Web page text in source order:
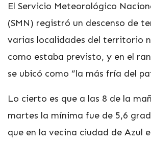
El Servicio Meteorológico
(SMN) registró un descenso de
varias localidades del territorio
como estaba previsto, y en el
se ubicó como “la más fría del
Lo cierto es que a las 8 de la
martes la mínima fue de 5,6
que en la vecina ciudad de Azul